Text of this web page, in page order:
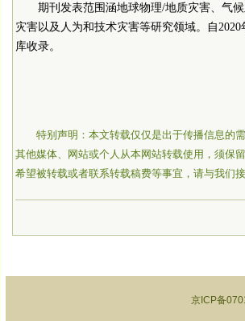
期刊发表范围涵地球物理/地质灾害、气
灾害以及人为和技术灾害等研究领域。自
库收录。
特别声明：本文转载仅仅是出于传播信息的
其他媒体、网站或个人从本网站转载使用，须保
希望被转载或者联系转载稿费等事宜，请与我们接
京ICP备